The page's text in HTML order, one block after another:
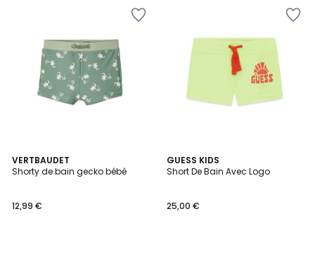
VERTBAUDET
Shorty de bain gecko bébé
12,99 €
GUESS KIDS
Short De Bain Avec Logo
25,00 €